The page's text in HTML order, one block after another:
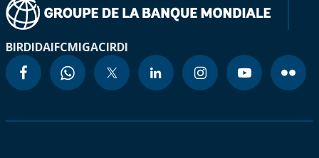
BIRDIDAIFCMIGACIRDI